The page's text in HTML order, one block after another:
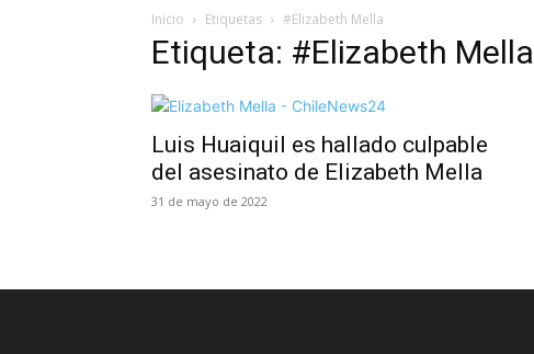
Inicio Etiquetas #Elizabeth Mella
Etiqueta: #Elizabeth Mella
Luis Huaiquil es hallado culpable
del asesinato de Elizabeth Mella
31 de mayo de 2022